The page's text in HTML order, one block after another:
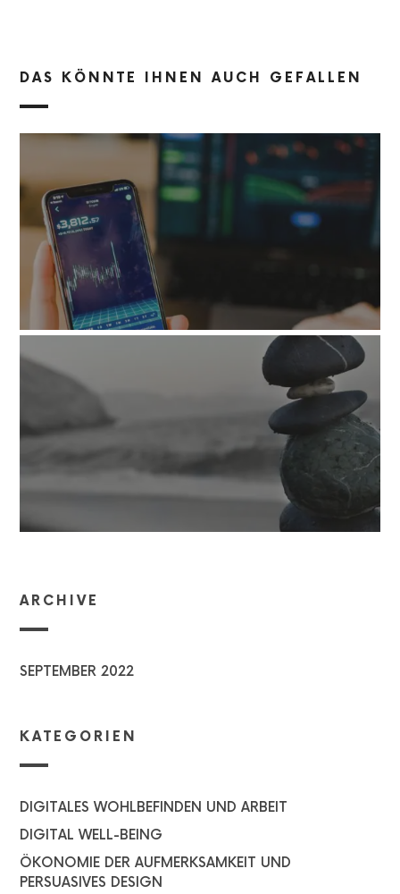
DAS KÖNNTE IHNEN AUCH GEFALLEN
ARCHIVE
SEPTEMBER 2022
KATEGORIEN
DIGITALES WOHLBEFINDEN UND ARBEIT
DIGITAL WELL-BEING
ÖKONOMIE DER AUFMERKSAMKEIT UND
PERSUASIVES DESIGN